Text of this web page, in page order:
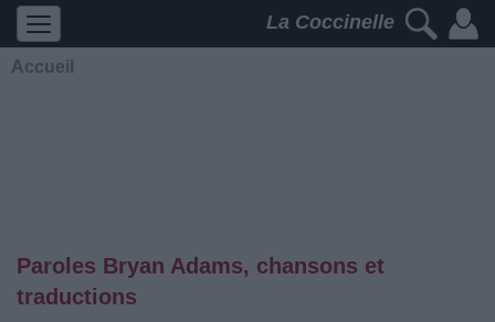
La Coccinelle
Accueil
Paroles Bryan Adams, chansons et
traductions